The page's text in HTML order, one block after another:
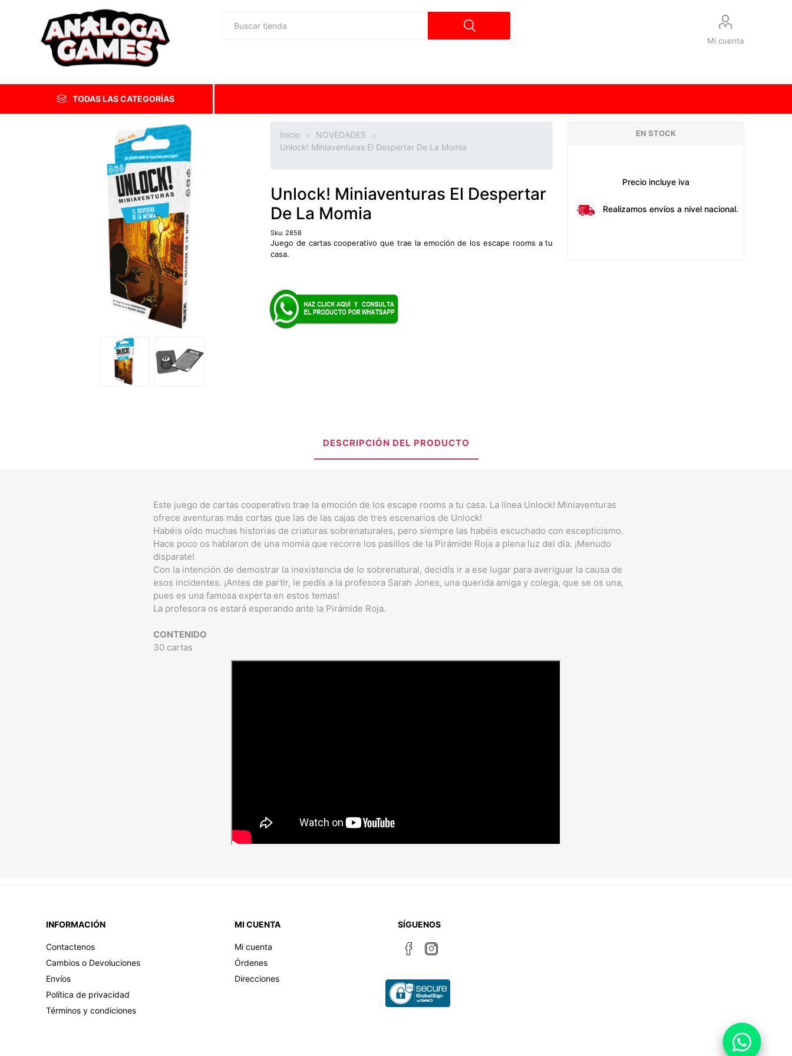
Mi cuenta
TODAS LAS CATEGORÍAS
Inicio
NOVEDADES
Unlock! Miniaventuras El Despertar De La Momia
Unlock! Miniaventuras El Despertar
De La Momia
Sku: 2858
Juego de cartas cooperativo que trae la emoción de los escape rooms a tu
casa.
EN STOCK
Precio incluye iva
Realizamos envíos a nivel nacional.
DESCRIPCIÓN DEL PRODUCTO
Este juego de cartas cooperativo trae la emoción de los escape rooms a tu casa. La línea Unlock! Miniaventuras
ofrece aventuras más cortas que las de las cajas de tres escenarios de Unlock!
Habéis oído muchas historias de criaturas sobrenaturales, pero siempre las habéis escuchado con escepticismo.
Hace poco os hablaron de una momia que recorre los pasillos de la Pirámide Roja a plena luz del día. ¡Menudo
disparate!
Con la intención de demostrar la inexistencia de lo sobrenatural, decidís ir a ese lugar para averiguar la causa de
esos incidentes. ¡Antes de partir, le pedís a la profesora Sarah Jones, una querida amiga y colega, que se os una,
pues es una famosa experta en estos temas!
La profesora os estará esperando ante la Pirámide Roja.
CONTENIDO
30 cartas
INFORMACIÓN
Contactenos
Cambios o Devoluciones
Envíos
Política de privacidad
Términos y condiciones
MI CUENTA
Mi cuenta
Órdenes
Direcciones
SÍGUENOS